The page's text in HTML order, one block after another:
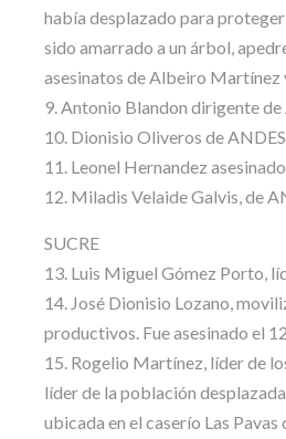
había desplazado para
sido amarrado a un árbol,
asesinatos de Albeiro Martínez
9. Antonio Blandon dirigente de
10. Dionisio Oliveros de
11. Leonel Hernandez
12. Miladis Velaide Galvis, de
SUCRE
13. Luis Miguel Gómez Porto,
14. José Dionisio Lozano,
productivos. Fue asesinado el
15. Rogelio Martínez, líder de
líder de la población
ubicada en el caserío Las